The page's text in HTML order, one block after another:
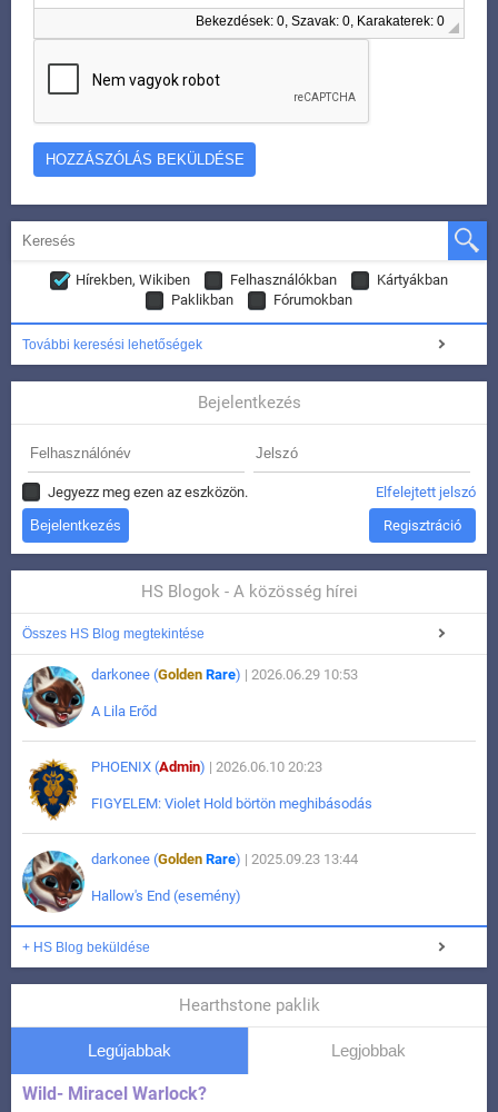
Bekezdések: 0, Szavak: 0, Karakaterek: 0
Hírekben, Wikiben Felhasználókban
Kártyákban
Paklikban
Fórumokban
További keresési lehetőségek
Bejelentkezés
Jegyezz meg ezen az eszközön. Elfelejtett jelszó
Regisztráció
HS Blogok - A közösség hírei
Összes HS Blog megtekintése
darkonee (Golden Rare) | 2026.06.29 10:53
A Lila Erőd
PHOENIX (Admin) | 2026.06.10 20:23
FIGYELEM: Violet Hold börtön meghibásodás
darkonee (Golden Rare) | 2025.09.23 13:44
Hallow's End (esemény)
+ HS Blog beküldése
Hearthstone paklik
Legújabbak Legjobbak
Wild- Miracel Warlock?